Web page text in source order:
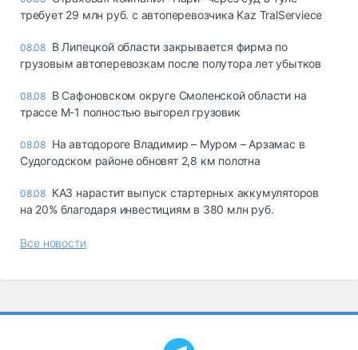
требует 29 млн руб. с автоперевозчика Kaz TralServiece
08.08 В Липецкой области закрывается фирма по
грузовым автоперевозкам после полутора лет убытков
08.08 В Сафоновском округе Смоленской области на
трассе М-1 полностью выгорел грузовик
08.08 На автодороге Владимир – Муром – Арзамас в
Судогодском районе обновят 2,8 км полотна
08.08 КАЗ нарастит выпуск стартерных аккумуляторов
на 20% благодаря инвестициям в 380 млн руб.
Все новости